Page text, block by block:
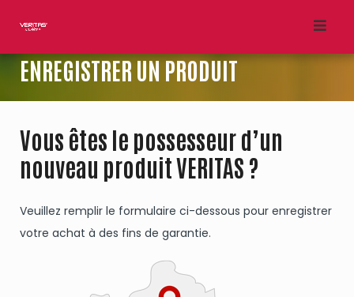
contentENREGISTRER UN PRODUIT
Vous êtes le possesseur d’un
nouveau produit VERITAS ?
Veuillez remplir le formulaire ci-dessous pour enregistrer
votre achat à des fins de garantie.